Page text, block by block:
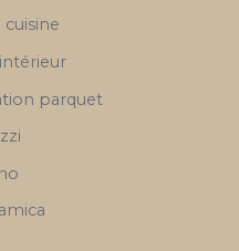
cuisine
parquet